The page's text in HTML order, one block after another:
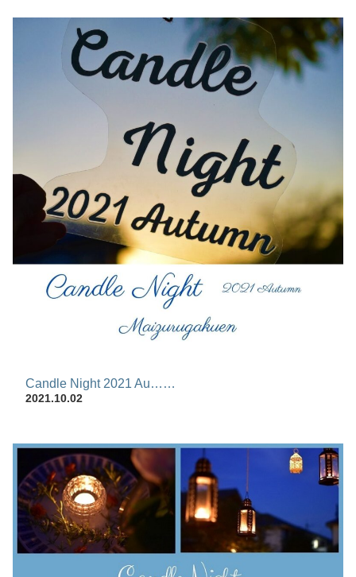
Candle Night 2021 Au……
2021.10.02